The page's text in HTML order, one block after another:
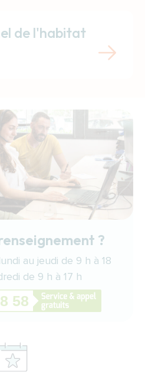
de l'habitat
?
au jeudi de 9 h à 18
de 9 h à 17 h